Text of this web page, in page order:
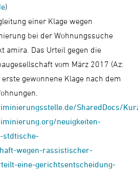
)
einer Klage wegen
bei der Wohnungssuche
amira. Das Urteil gegen die
vom März 2017 (Az:
gewonnene Klage nach dem
SharedDocs/
neuigkeiten-
wegen-rassistischer-
eine-gerichtsentscheidung-